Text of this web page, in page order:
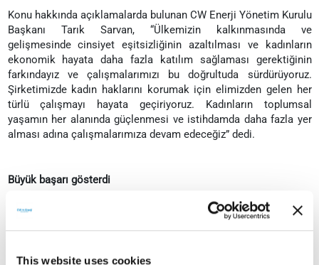
This website uses cookies
Konu hakkında açıklamalarda bulunan CW Enerji Yönetim Kurulu
Başkanı Tarık Sarvan, “Ülkemizin kalkınmasında ve
gelişmesinde cinsiyet eşitsizliğinin azaltılması ve kadınların
ekonomik hayata daha fazla katılım sağlaması gerektiğinin
farkındayız ve çalışmalarımızı bu doğrultuda sürdürüyoruz.
Şirketimizde kadın haklarını korumak için elimizden gelen her
türlü çalışmayı hayata geçiriyoruz. Kadınların toplumsal
yaşamın her alanında güçlenmesi ve istihdamda daha fazla yer
alması adına çalışmalarımıza devam edeceğiz” dedi.
Büyük başarı gösterdi
Kadın istihdamının artması adına şirket olarak sorumluluk
almaya devam ettiklerini ifade eden Sarvan, fabrikalarında
çalışan personelin %42’sinin kadın olduğunu kaydetti.
Sarvan, kadınların eğitimden sanata, bilimden siyasete kadar